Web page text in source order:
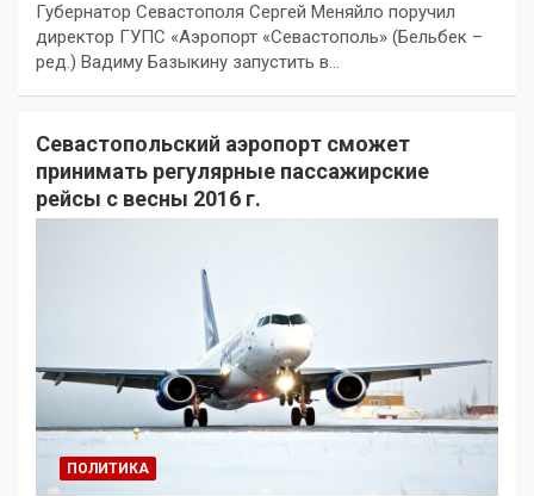
Губернатор Севастополя Сергей Меняйло поручил
директор ГУПС «Аэропорт «Севастополь» (Бельбек –
ред.) Вадиму Базыкину запустить в…
Севастопольский аэропорт сможет
принимать регулярные пассажирские
рейсы с весны 2016 г.
ПОЛИТИКА